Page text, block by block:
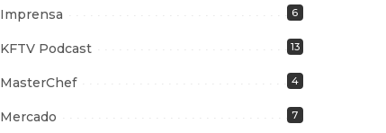
Imprensa 6
KFTV Podcast 13
MasterChef 4
Mercado 7